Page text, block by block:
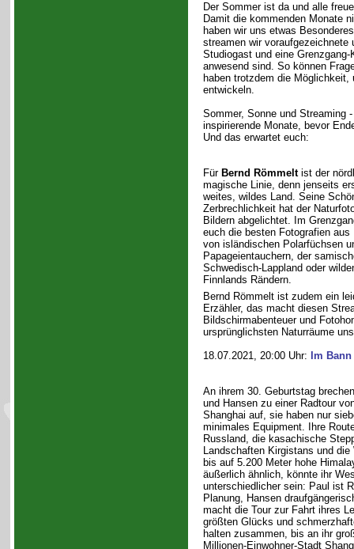
Der Sommer ist da und alle
Damit die kommenden Monate
haben wir uns etwas
streamen wir voraufgezeichnete
Studiogast und eine
anwesend sind. So können
haben trotzdem die
entwickeln.
Sommer, Sonne und Streaming
inspirierende Monate, bevor
Und das erwartet euch:
Für Bernd Römmeltist der
magische Linie, denn jenseits
weites, wildes Land. Seine
Zerbrechlichkeit hat der
Bildern abgelichtet. Im
euch die besten Fotografien aus
von isländischen Polarfüchsen
Papageientauchern, der
Schwedisch-Lappland oder
Finnlands Rändern.
Bernd Römmelt ist zudem ein
Erzähler, das macht diesen
Bildschirmabenteuer und
ursprünglichsten Naturräume
18.07.2021, 20:00 Uhr:
Im
An ihrem 30. Geburtstag
und Hansen zu einer Radtour
Shanghai auf, sie haben nur
minimales Equipment. Ihre
Russland, die kasachische
Landschaften Kirgistans und
bis auf 5.200 Meter hohe
äußerlich ähnlich, könnte ihr
unterschiedlicher sein: Paul ist
Planung, Hansen
macht die Tour zur Fahrt ihres
größten Glücks und
halten zusammen, bis an ihr
Millionen-Einwohner-Stadt